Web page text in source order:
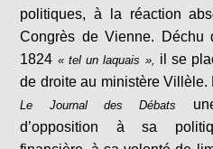
politiques, à la réaction
Congrès de Vienne.
1824 « tel un laquais », il se
de droite au ministère Villèle.
Le Journal des Débats
d’opposition à sa